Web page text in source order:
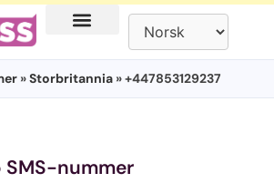
»Storbritannia » +447853129237
SMS-nummer